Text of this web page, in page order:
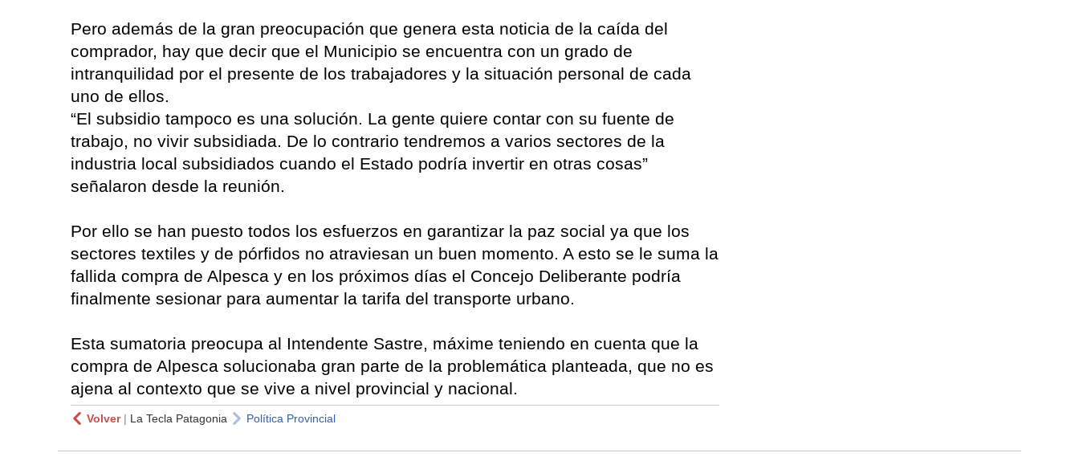
Pero además de la gran preocupación que genera esta noticia de la caída del
comprador, hay que decir que el Municipio se encuentra con un grado de
intranquilidad por el presente de los trabajadores y la situación personal de cada
uno de ellos.
“El subsidio tampoco es una solución. La gente quiere contar con su fuente de
trabajo, no vivir subsidiada. De lo contrario tendremos a varios sectores de la
industria local subsidiados cuando el Estado podría invertir en otras cosas”
señalaron desde la reunión.
Por ello se han puesto todos los esfuerzos en garantizar la paz social ya que los
sectores textiles y de pórfidos no atraviesan un buen momento. A esto se le suma la
fallida compra de Alpesca y en los próximos días el Concejo Deliberante podría
finalmente sesionar para aumentar la tarifa del transporte urbano.
Esta sumatoria preocupa al Intendente Sastre, máxime teniendo en cuenta que la
compra de Alpesca solucionaba gran parte de la problemática planteada, que no es
ajena al contexto que se vive a nivel provincial y nacional.
Volver| La Tecla Patagonia Política Provincial